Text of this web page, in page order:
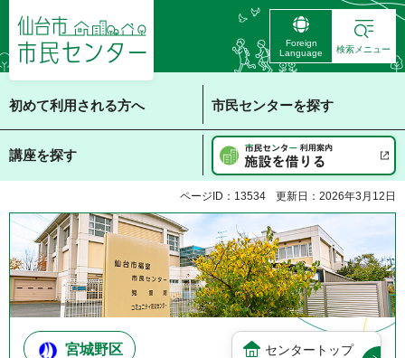
仙台市 市民センタ
ー
Foreign
Language
検索メニュー
初めて利用される方へ 市民センターを探す
講座を探す
ページID：13534 更新日：2026年3月12日
宮城野区 センタートップ